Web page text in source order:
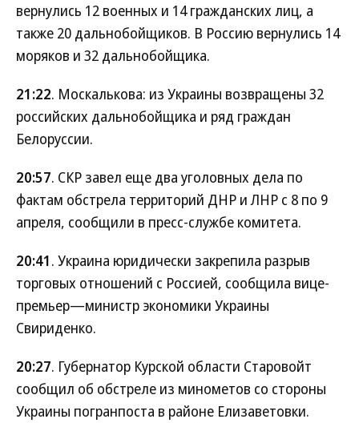
вернулись 12 военных и 14 гражданских лиц, а
также 20 дальнобойщиков. В Россию вернулись 14
моряков и 32 дальнобойщика.
21:22. Москалькова: из Украины возвращены 32
российских дальнобойщика и ряд граждан
Белоруссии.
20:57. СКР завел еще два уголовных дела по
фактам обстрела территорий ДНР и ЛНР с 8 по 9
апреля, сообщили в пресс-службе комитета.
20:41. Украина юридически закрепила разрыв
торговых отношений с Россией, сообщила вице-
премьер—министр экономики Украины
Свириденко.
20:27. Губернатор Курской области Старовойт
сообщил об обстреле из минометов со стороны
Украины погранпоста в районе Елизаветовки.